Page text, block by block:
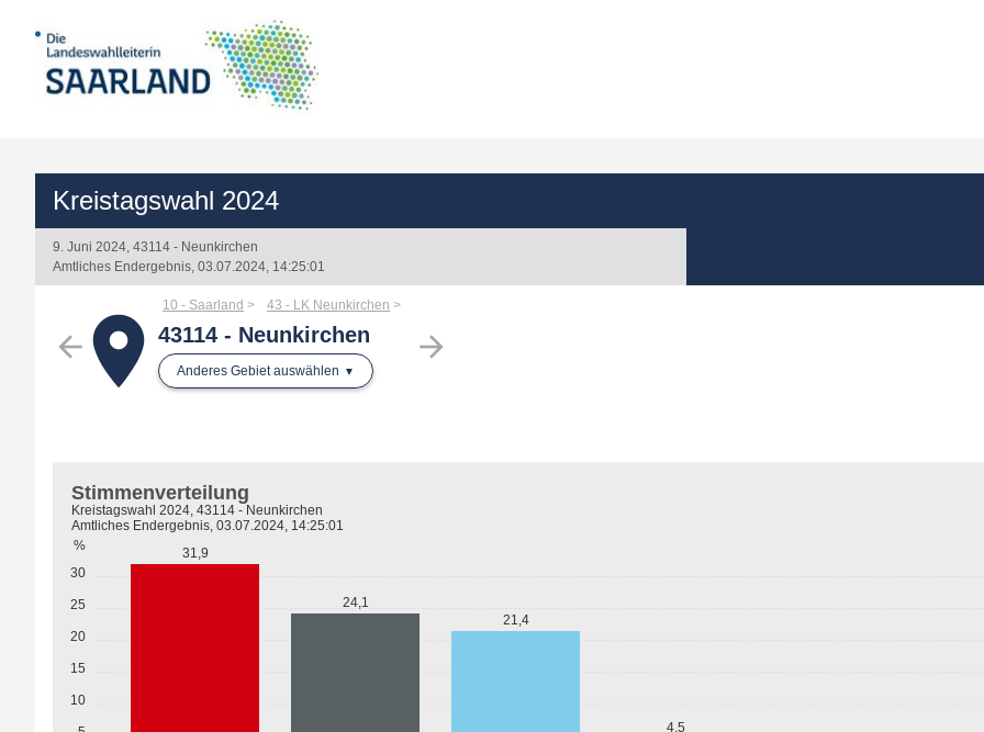
Kreistagswahl 2024
9. Juni 2024, 43114 - Neunkirchen
Amtliches Endergebnis, 03.07.2024, 14:25:01
arrow_back arrow_forward
place
10 - Saarland 43 - LK Neunkirchen
43114 - Neunkirchen
Anderes Gebiet auswählen
10
15
20
25
30
%
31,9
24,1
21,4
4,5
Stimmenverteilung
Kreistagswahl 2024, 43114 - Neunkirchen
Amtliches Endergebnis, 03.07.2024, 14:25:01